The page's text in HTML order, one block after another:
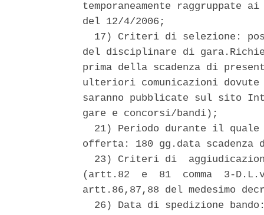
temporaneamente
del 12/4/2006;
17) Criteri di selezione:
del disciplinare di
prima della scadenza di
ulteriori comunicazioni
saranno pubblicate sul sito
gare e concorsi/bandi);
21) Periodo durante il
offerta: 180 gg.data
23) Criteri di
(artt.82  e  81  comma  3-
artt.86,87,88 del medesimo
26) Data di spedizione